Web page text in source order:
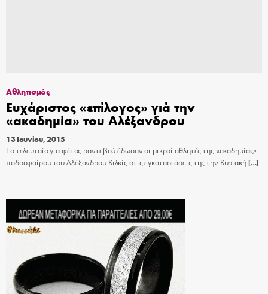
Αθλητισμός
Ευχάριστος «επίλογος» γιά την
«ακαδημία» του Αλέξανδρου
13 Ιουνίου, 2015
Το τελευταίο για φέτος ραντεβού έδωσαν οι μικροί αθλητές της «ακαδημίας»
ποδοσφαίρου του Αλέξανδρου Κιλκίς στις εγκαταστάσεις της την Κυριακή[…]